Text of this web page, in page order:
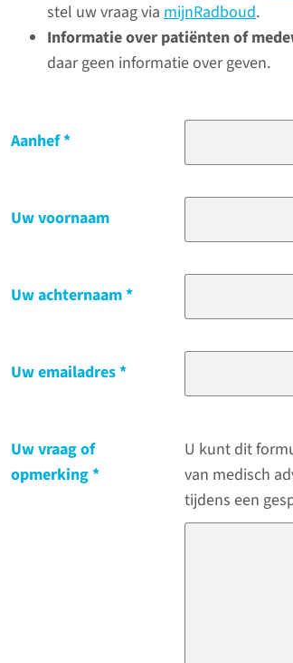
stel uw vraag via mijnRadboud.
Informatie over patiënten of
daar geen informatie over geven.
Aanhef
Uw voornaam
Uw achternaam
Uw emailadres
Uw vraag of
opmerking
U kunt dit
van medisch
tijdens een